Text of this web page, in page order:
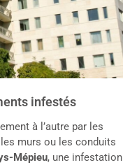
infestés
à l’autre par les
murs ou les conduits
Mépieu, une infestation